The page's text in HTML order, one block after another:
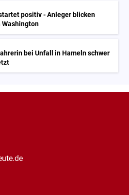
positiv - Anleger blicken
Washington
bei Unfall in Hameln schwer